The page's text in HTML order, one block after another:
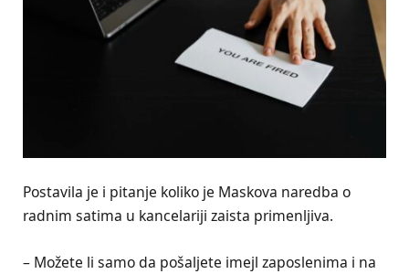
Postavila je i pitanje koliko je Maskova naredba o
radnim satima u kancelariji zaista primenljiva.
– Možete li samo da pošaljete imejl zaposlenima i na